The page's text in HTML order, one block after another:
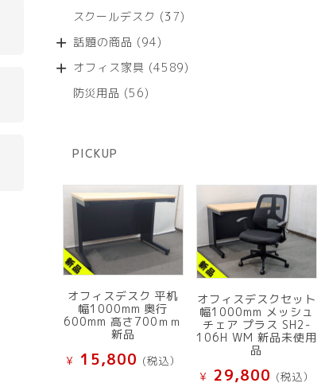
スクールデスク 3737
商
話題の商品 9494
の
オフィス家具 45894589
防災用品 5656
PICKUP
オフィスデスク 平机
幅1000mm 奥行
600mm 高さ700ｍｍ
新品
¥ 15,800 (税込）
オフィスデスクセット
幅1000mm メッシュ
チェア プラス SH2-
106H WM 新品未使用
品
¥ 29,800 (税込）